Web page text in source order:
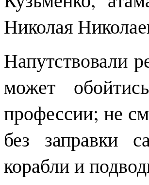
Николая
Напутствовали
может
профессии; не
без заправки
корабли и